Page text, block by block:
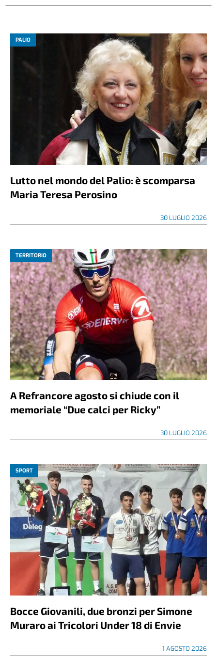
PALIO
Lutto nel mondo del Palio: è scomparsa
Maria Teresa Perosino
30 LUGLIO 2026
TERRITORIO
A Refrancore agosto si chiude con il
memoriale “Due calci per Ricky”
30 LUGLIO 2026
SPORT
Bocce Giovanili, due bronzi per Simone
Muraro ai Tricolori Under 18 di Envie
1 AGOSTO 2026